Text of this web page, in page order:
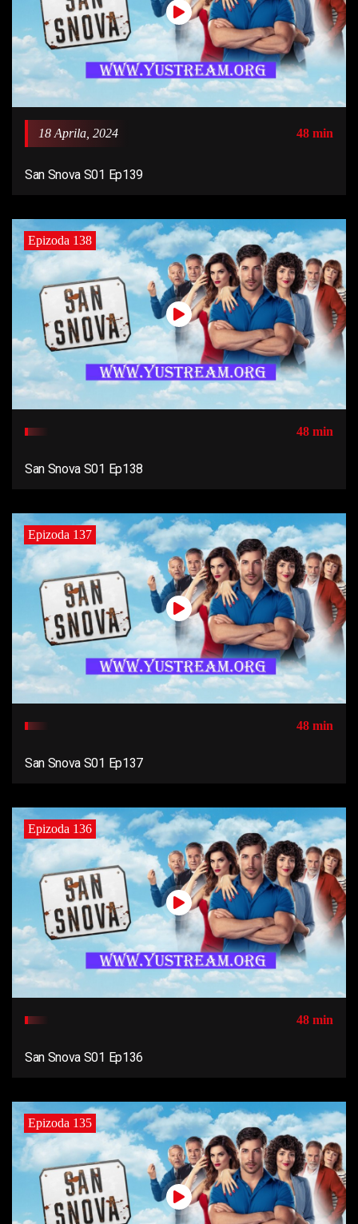
18 Aprila, 2024 48 min
San Snova S01 Ep139
Epizoda 138
48 min
San Snova S01 Ep138
Epizoda 137
48 min
San Snova S01 Ep137
Epizoda 136
48 min
San Snova S01 Ep136
Epizoda 135